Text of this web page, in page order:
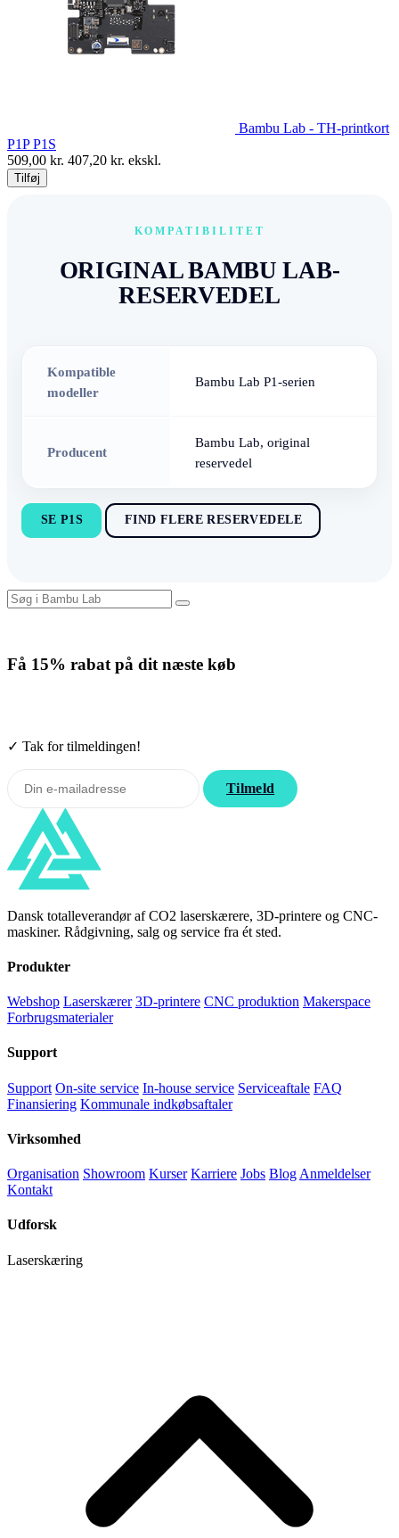
Bambu Lab - TH-printkort
P1P P1S
509,00 kr. 407,20 kr. ekskl.
Tilføj
KOMPATIBILITET
ORIGINAL BAMBU LAB-
RESERVEDEL
Kompatible
modeller
Bambu Lab P1-serien
Producent
Bambu Lab, original
reservedel
SE P1S FIND FLERE RESERVEDELE
Få 15% rabat på dit næste køb
✓ Tak for tilmeldingen!
Tilmeld
Dansk totalleverandør af CO2 laserskærere, 3D-printere og CNC-
maskiner. Rådgivning, salg og service fra ét sted.
Produkter
Webshop Laserskærer 3D-printere CNC produktion Makerspace
Forbrugsmaterialer
Support
Support On-site service In-house service Serviceaftale FAQ
Finansiering Kommunale indkøbsaftaler
Virksomhed
Organisation Showroom Kurser Karriere Jobs Blog Anmeldelser
Kontakt
Udforsk
Laserskæring